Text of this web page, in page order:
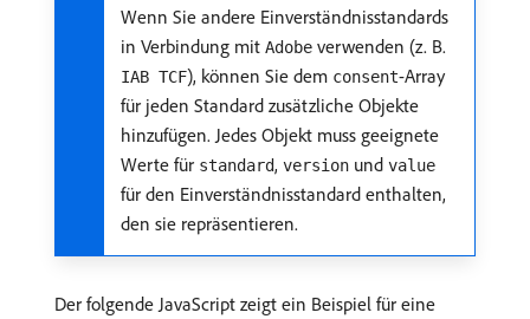
Wenn Sie andere Einverständnisstandards
in Verbindung mit Adobe verwenden (z. B.
IAB TCF), können Sie dem consent-Array
für jeden Standard zusätzliche Objekte
hinzufügen. Jedes Objekt muss geeignete
Werte für standard, version und value
für den Einverständnisstandard enthalten,
den sie repräsentieren.
Der folgende JavaScript zeigt ein Beispiel für eine